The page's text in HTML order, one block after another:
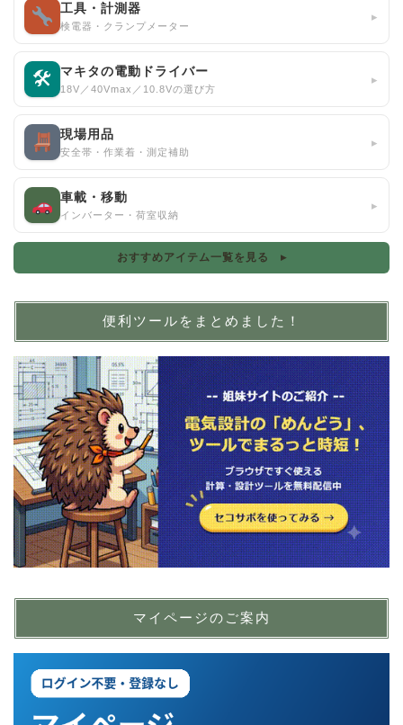
工具・計測器
検電器・クランプメーター
▸
🛠 マキタの電動ドライバー
18V／40Vmax／10.8Vの選び方
▸
現場用品
安全帯・作業着・測定補助
▸
車載・移動
インバーター・荷室収納
▸
おすすめアイテム一覧を見る ▸
便利ツールをまとめました！
マイページのご案内